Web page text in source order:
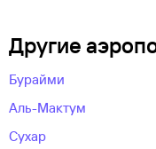
Другие
Бурайми
Аль-Мактум
Сухар